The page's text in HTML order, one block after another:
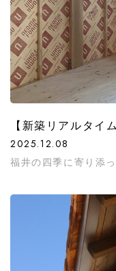
【新築リアルタイ
2025.12.08
福井の四季に寄り添